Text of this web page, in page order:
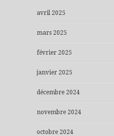
avril 2025
mars 2025
février 2025
janvier 2025
décembre 2024
novembre 2024
octobre 2024